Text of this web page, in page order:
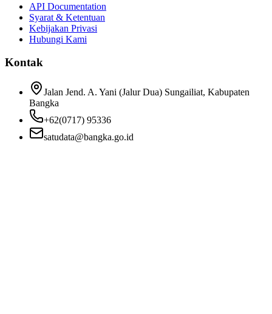
API Documentation
Syarat & Ketentuan
Kebijakan Privasi
Hubungi Kami
Kontak
Jalan Jend. A. Yani (Jalur Dua) Sungailiat, Kabupaten
Bangka
+62(0717) 95336
satudata@bangka.go.id